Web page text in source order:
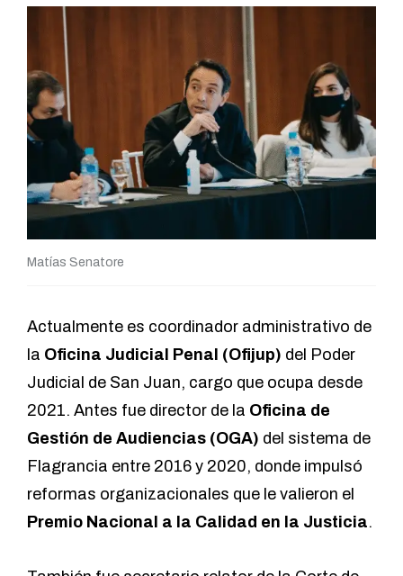
Matías Senatore
Actualmente es coordinador administrativo de
la Oficina Judicial Penal (Ofijup) del Poder
Judicial de San Juan, cargo que ocupa desde
2021. Antes fue director de la Oficina de
Gestión de Audiencias (OGA) del sistema de
Flagrancia entre 2016 y 2020, donde impulsó
reformas organizacionales que le valieron el
Premio Nacional a la Calidad en la Justicia.